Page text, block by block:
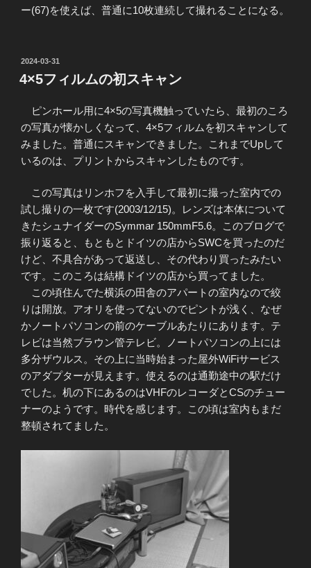
ー(67)を使えば、普通に10枚連続して撮れることになる。
投
稿
日:
2024-03-31
4×5フィルムの初スキャン
ピンホール用に4×5の写真機触っていたら、最初のころ
の写真が懐かしくなって、4×5フィルムを初スキャンして
みました。普通にスキャンできました。これまでUpして
いるのは、プリントからスキャンしたものです。
この写真はリンホフを入手して最初に撮った室内での
試し撮りの一枚です(2003/12/15)。レンズは本体について
きたシュナイダーのSymmar 150mmF5.6。このブログで
振り返ると、もともとドイツの店からSWCを買ったのだ
けど、不具合があって返送し、その代わり買ったみたい
です。このころは結構ドイツの店から買ってました。
この頃住んでた横浜の田舎のアパートの室内なので絞
りは開放。アオリを使ってないのでピントが浅く、なぜ
かノートパソコンの前のケーブルあたりにあります。テ
レビは当然ブラウン管テレビ。ノートパソコンの上には
多分ザウルス。その上に当時始まった屋外WiFiサービス
のアダプターが見えます。使えるのは通勤途中の駅だけ
でした。机の下にあるのはVHFのレコーダとCSのチュー
ナーのようです。時代を感じます。この頃は室内もまだ
整頓されてました。